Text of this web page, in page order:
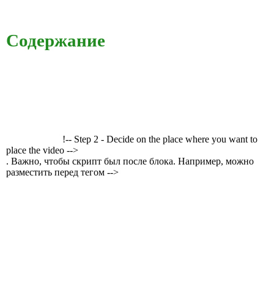
Содержание
!-- Step 2 - Decide on the place where you want to
place the video -->
. Важно, чтобы скрипт был после блока. Например, можно
разместить перед тегом -->